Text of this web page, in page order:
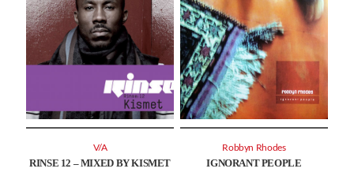
RINSE 12 – MIXED BY KISMET
V/A
IGNORANT PEOPLE
Robbyn Rhodes